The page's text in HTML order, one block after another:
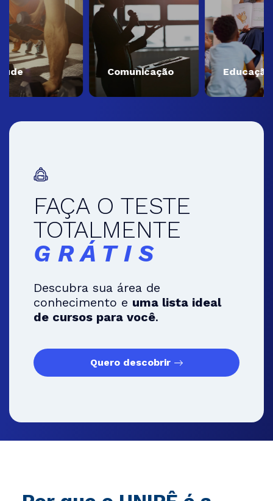
Comunicação Educação
FAÇA O TESTE
TOTALMENTE
GRÁTIS
Descubra sua área de
conhecimento e uma lista ideal
de cursos para você.
Quero descobrir